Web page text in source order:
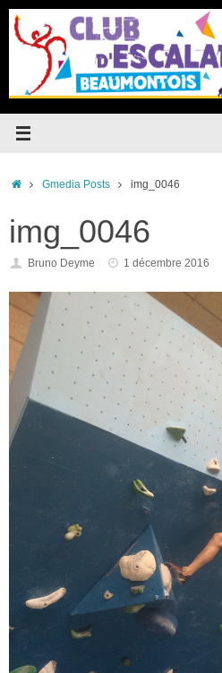
Passer
contenu
Accueil
Gmedia Posts img_0046
img_0046
Bruno Deyme 1 décembre 2016